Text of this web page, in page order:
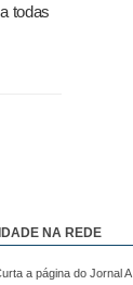
todas
NA REDE
a página do Jornal